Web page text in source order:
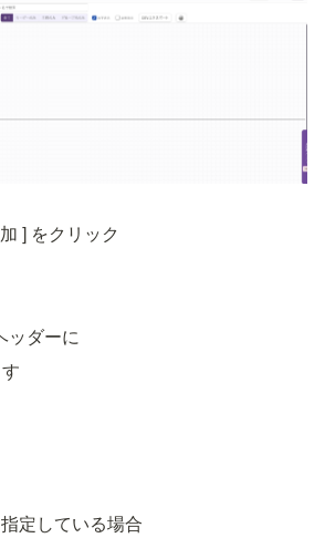
] をクリック
ッダーに
定している場合